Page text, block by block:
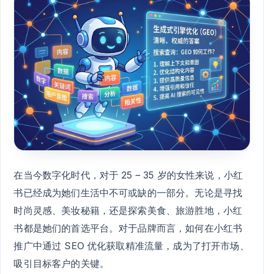
在当今数字化时代，对于 25 – 35 岁的女性来说，小红
书已经成为她们生活中不可或缺的一部分。无论是寻找
时尚灵感、美妆秘籍，还是探索美食、旅游胜地，小红
书都是她们的首选平台。对于品牌而言，如何在小红书
推广中通过 SEO 优化获取精准流量，成为了打开市场、
吸引目标客户的关键。